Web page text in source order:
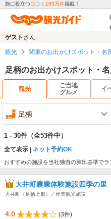
旅に役立つ口コミ100万件掲載！
ゲスト さん
観光 関東のお出かけスポット・名
足柄のお出かけスポット・名
観光
ご当地
グルメ
イ
足柄
1 - 30件 （全53件中）
全て表示 ネット予約OK
おすすめの施設を当社独自の算出基準で
大井町農業体験施設四季の里
大井町（足柄上郡）／産業観光施設
4.0
(3件)